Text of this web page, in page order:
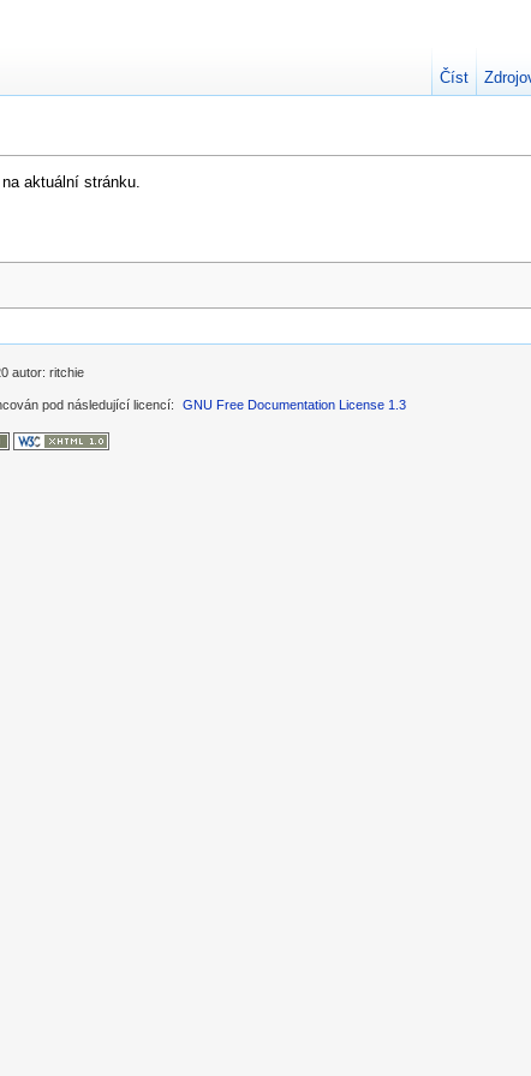
aktuální stránku.
Číst
autor: ritchie
pod následující licencí: GNU Free Documentation License 1.3